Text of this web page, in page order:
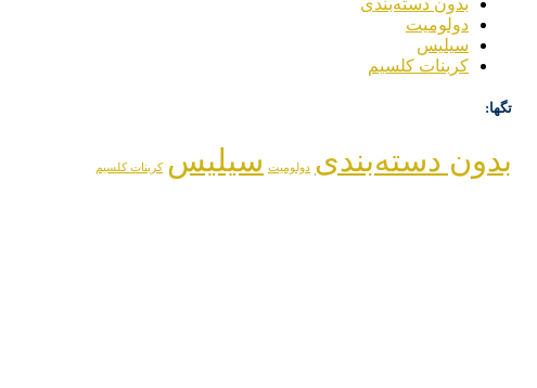
بدون دسته‌بندی
دولومیت
سیلیس
کربنات کلسیم
تگها:
بدون دسته‌بندی دولومیت سیلیس کربنات کلسیم